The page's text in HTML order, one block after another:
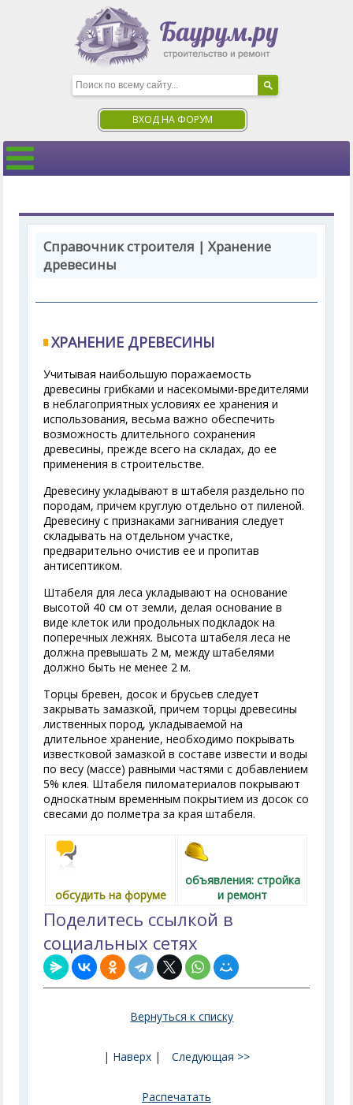
ВХОД НА ФОРУМ
Справочник строителя | Хранение
древесины
ХРАНЕНИЕ ДРЕВЕСИНЫ
Учитывая наибольшую поражаемость
древесины грибками и насекомыми-вредителями
в неблагоприятных условиях ее хранения и
использования, весьма важно обеспечить
возможность длительного сохранения
древесины, прежде всего на складах, до ее
применения в строительстве.
Древесину укладывают в штабеля раздельно по
породам, причем круглую отдельно от пиленой.
Древесину с признаками загнивания следует
складывать на отдельном участке,
предварительно очистив ее и пропитав
антисептиком.
Штабеля для леса укладывают на основание
высотой 40 см от земли, делая основание в
виде клеток или продольных подкладок на
поперечных лежнях. Высота штабеля леса не
должна превышать 2 м, между штабелями
должно быть не менее 2 м.
Торцы бревен, досок и брусьев следует
закрывать замазкой, причем торцы древесины
лиственных пород, укладываемой на
длительное хранение, необходимо покрывать
известковой замазкой в составе извести и воды
по весу (массе) равными частями с добавлением
5% клея. Штабеля пиломатериалов покрывают
односкатным временным покрытием из досок со
свесами до полметра за края штабеля.
обсудить на форуме
объявления: стройка
и ремонт
Поделитесь ссылкой в
социальных сетях
Вернуться к списку
| Наверх| Следующая >>
Распечатать